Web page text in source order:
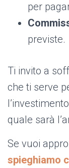
per
previste.
Ti invito a
che ti serve
quale sarà
Se vuoi
spieghiamo